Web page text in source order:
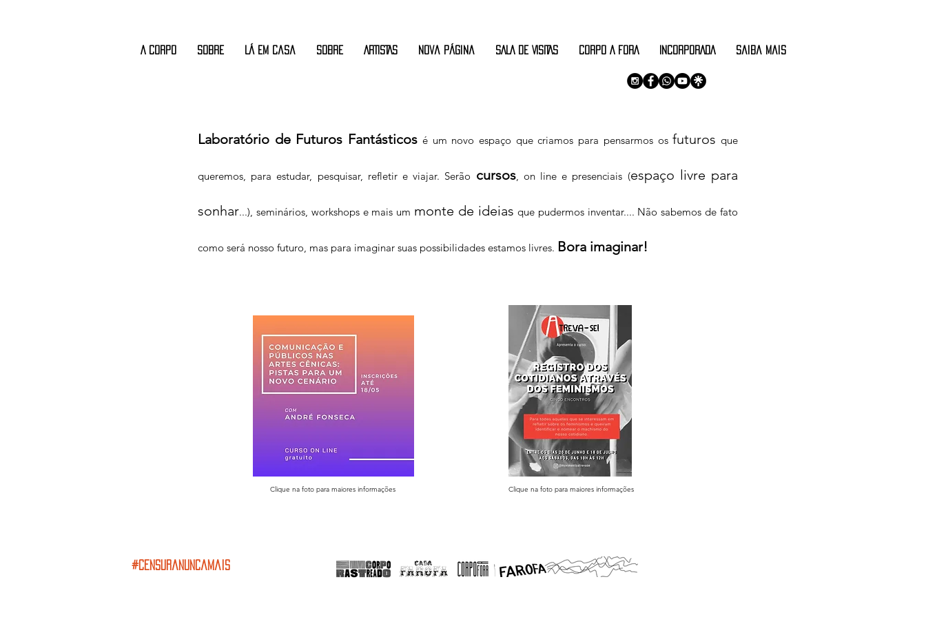
A CORPO Sobre Lá em Casa Sobre ARTISTAS Nova página SALA DE VISITAS CORPO A FORA INCORPORADA saiba mais
Laboratório de Futuros Fantásticos é um novo espaço que criamos para pensarmos osfuturos que
queremos, para estudar, pesquisar, refletir e viajar. Serão cursos, on line e presenciais (espaço livre para
sonhar...), seminários, workshops e mais um monte de ideias que pudermos inventar.... Não sabemos de fato
como será nosso futuro, mas para imaginar suas possibilidades estamos livres. Bora imaginar!
Clique na foto para maiores informações Clique na foto para maiores informações
#censuranuncamais